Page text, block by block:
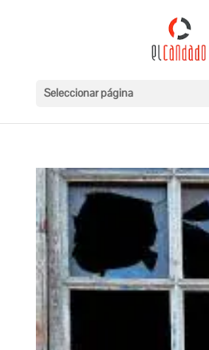
Seleccionar página